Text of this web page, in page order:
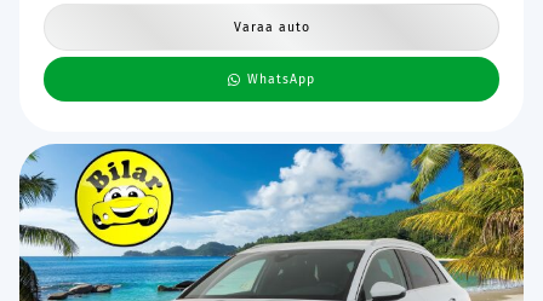
Varaa auto
WhatsApp